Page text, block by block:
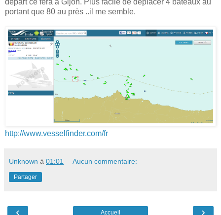
départ ce fera à Gijon. Plus facile de déplacer 4 bateaux au
portant que 80 au près ..il me semble.
http://www.vesselfinder.com/fr
Unknown à 01:01 Aucun commentaire:
Partager
‹ ›
Accueil